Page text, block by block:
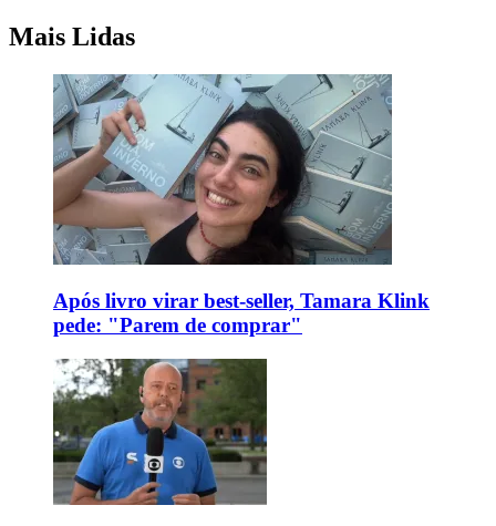
Mais Lidas
Após livro virar best-seller, Tamara Klink
pede: "Parem de comprar"